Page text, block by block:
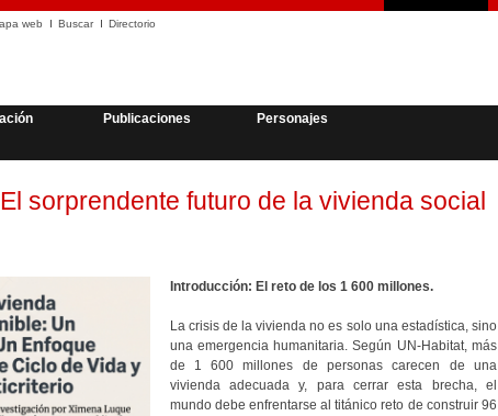
web Buscar Directorio
Publicaciones
Personajes
sorprendente futuro de la vivienda social
Introducción: El reto de los 1 600 millones.
La crisis de la vivienda no es solo una estadística, sino
una emergencia humanitaria. Según UN-Habitat, más
de 1 600 millones de personas carecen de una
vivienda adecuada y, para cerrar esta brecha, el
mundo debe enfrentarse al titánico reto de construir 96